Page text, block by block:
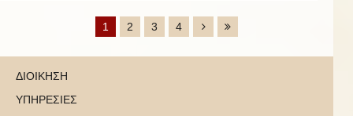
1 2 3 4
ΔΙΟΙΚΗΣΗ
ΥΠΗΡΕΣΙΕΣ